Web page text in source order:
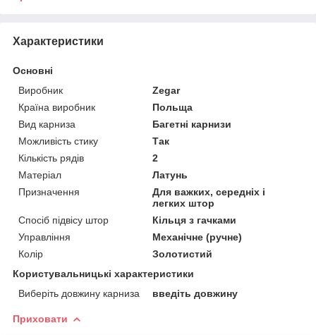
Характеристики
Основні
Виробник
Zegar
Країна виробник
Польща
Вид карниза
Багетні карнизи
Можливість стику
Так
Кількість рядів
2
Матеріал
Латунь
Призначення
Для важких, середніх і
легких штор
Спосіб підвісу штор
Кільця з гачками
Управління
Механічне (ручне)
Колір
Золотистий
Користувальницькі характеристики
Виберіть довжину карниза
введіть довжину
Приховати